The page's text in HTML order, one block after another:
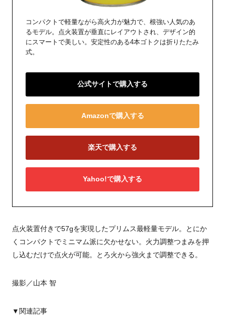
コンパクトで軽量ながら高火力が魅力で、根強い人気のあ
るモデル。点火装置が垂直にレイアウトされ、デザイン的
にスマートで美しい。安定性のある4本ゴトクは折りたたみ
式。
公式サイトで購入する
Amazonで購入する
楽天で購入する
Yahoo!で購入する
点火装置付きで57gを実現したプリムス最軽量モデル。とにか
くコンパクトでミニマム派に欠かせない。火力調整つまみを押
し込むだけで点火が可能。とろ火から強火まで調整できる。
撮影／山本 智
▼関連記事